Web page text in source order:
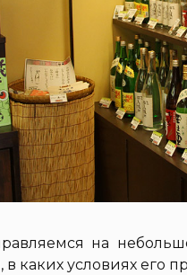
на
каких условиях его